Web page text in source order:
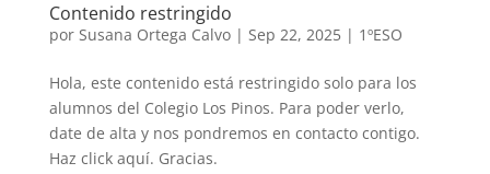
Contenido restringido
por Susana Ortega Calvo| Sep 22, 2025| 1ºESO
Hola, este contenido está restringido solo para los
alumnos del Colegio Los Pinos. Para poder verlo,
date de alta y nos pondremos en contacto contigo.
Haz click aquí. Gracias.